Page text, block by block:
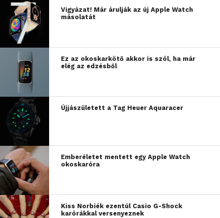
Vigyázat! Már árulják az új Apple Watch
másolatát
Ez az okoskarkötő akkor is szól, ha már
elég az edzésből
Újjászületett a Tag Heuer Aquaracer
Emberéletet mentett egy Apple Watch
okoskaróra
Kiss Norbiék ezentúl Casio G-Shock
karórákkal versenyeznek